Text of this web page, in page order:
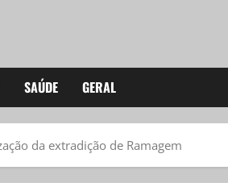
SAÚDE GERAL
da extradição de Ramagem